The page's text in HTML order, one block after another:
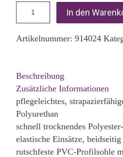
In den
Artikelnummer: 914024
Beschreibung
Zusätzliche Informationen
pflegeleichtes,
Polyurethan
schnell trocknendes
elastische Einsätze, beidseitig
rutschfeste PVC-Profilsohle